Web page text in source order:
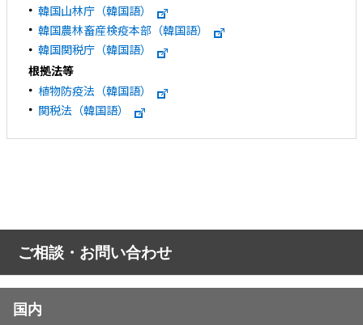
韓国山林庁（韓国語）
韓国農林畜産検疫本部（韓国語）
韓国関税庁（韓国語）
根拠法等
植物防疫法（韓国語）
関税法（韓国語）
ご相談・お問い合わせ
国内